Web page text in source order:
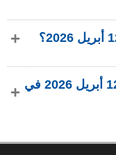
طور هلال ثاني بإضاءة 24.64%، عمره 24.65 يومًا، ويقع في
متى يشرق ويغرب القمر يوم الأحد، 12 أبريل 2026 في